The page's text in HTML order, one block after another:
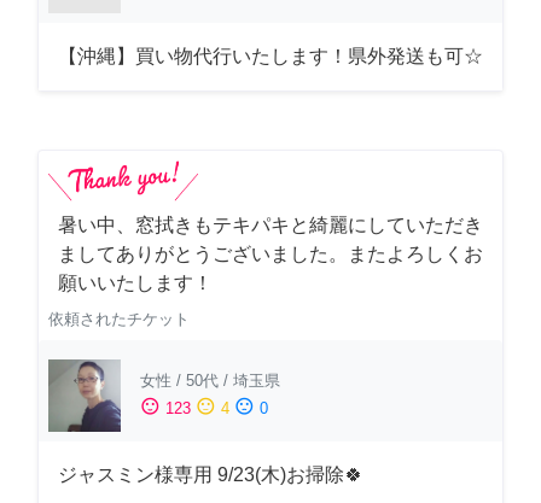
【沖縄】買い物代行いたします！県外発送も可☆
暑い中、窓拭きもテキパキと綺麗にしていただき
ましてありがとうございました。またよろしくお
願いいたします！
依頼されたチケット
女性 / 50代 / 埼玉県
sentiment_satisfied 123 sentiment_neutral 4 sentiment_dissatisfied 0
ジャスミン様専用 9/23(木)お掃除🍀